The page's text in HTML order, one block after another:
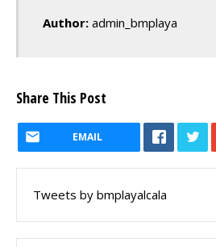
Author: admin_bmplaya
Share This Post
EMAIL
Tweets by bmplayalcala